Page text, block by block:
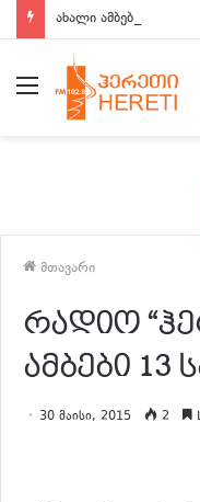
ახალი ამბები 15:00
მენიუ
მთავარი
რადიო
ამბები 13
30 მაისი, 2015 2